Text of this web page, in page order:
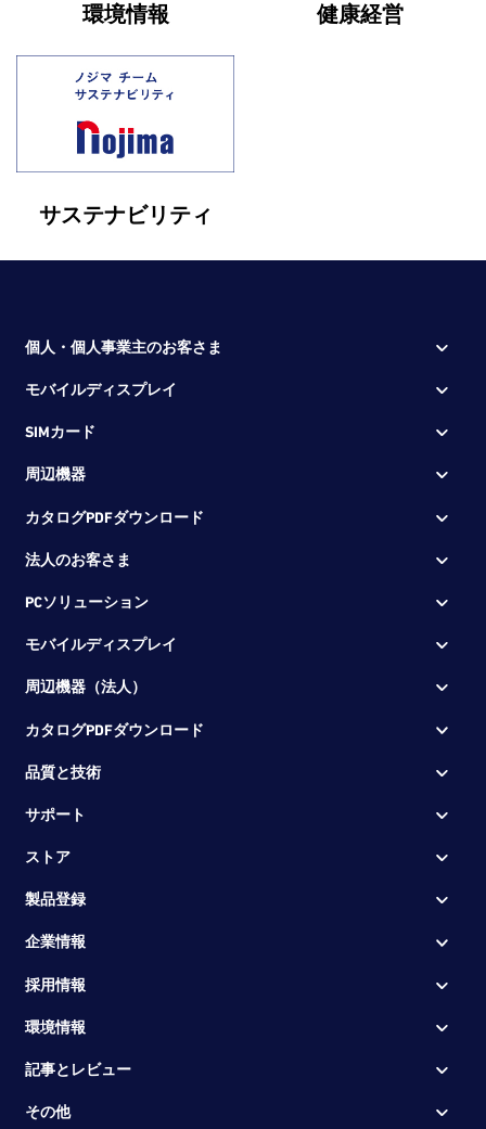
環境情報 健康経営
サステナビリティ
個人・個人事業主のお客さま
モバイルディスプレイ
SIMカード
周辺機器
カタログPDFダウンロード
法人のお客さま
PCソリューション
モバイルディスプレイ
周辺機器（法人）
カタログPDFダウンロード
品質と技術
サポート
ストア
製品登録
企業情報
採用情報
環境情報
記事とレビュー
その他